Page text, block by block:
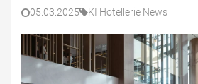
05.03.2025 KI Hotellerie News